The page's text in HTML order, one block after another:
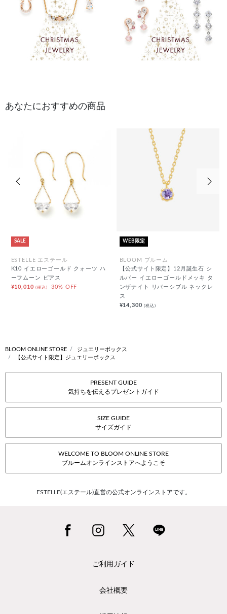
あなたにおすすめの商品
SALE
ESTELLE エステール
K10 イエローゴールド クォーツ ハ
ーフムーン ピアス
¥10,010(税込) 30% OFF
WEB限定
BLOOM ブルーム
【公式サイト限定】12月誕生石 シ
ルバー イエローゴールドメッキ タ
ンザナイト リバーシブル ネックレ
ス
¥14,300(税込)
前の画像
BLOOM ONLINE STORE
ジュエリーボックス
【公式サイト限定】ジュエリーボックス
PRESENT GUIDE
気持ちを伝えるプレゼントガイド
SIZE GUIDE
サイズガイド
WELCOME TO BLOOM ONLINE STORE
ブルームオンラインストアへようこそ
ESTELLE(エステール)直営の公式オンラインストアです。
ご利用ガイド
会社概要